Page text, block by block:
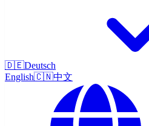
🇩🇪Deutsch
English🇨🇳中文